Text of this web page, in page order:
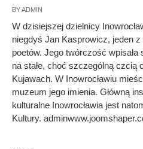
BYADMIN
W dzisiejszej dzielnicy
niegdyś Jan Kasprowicz, jeden
poetów. Jego twórczość
na stałe, choć szczególną czcią
Kujawach. W Inowrocławiu
muzeum jego imienia. Główną
kulturalne Inowrocławia jest
Kultury.